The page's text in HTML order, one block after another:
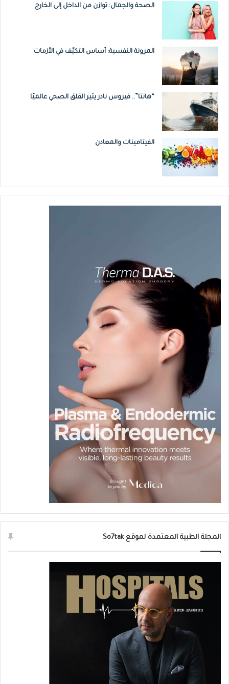
الصحة والجمال: توازن من الداخل إلى الخارج
المرونة النفسية: أساس التكيّف في الأزمات
“هانتا”.. فيروس نادر يثير القلق الصحي عالميًا
الفيتامينات والمعادن
المجلة الطبية المعتمدة لموقع So7tak